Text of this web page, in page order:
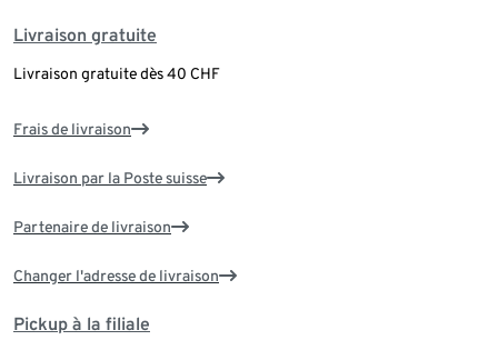
Livraison gratuite
Livraison gratuite dès 40 CHF
Frais de livraison
Livraison par la Poste suisse
Partenaire de livraison
Changer l'adresse de livraison
Pickup à la filiale